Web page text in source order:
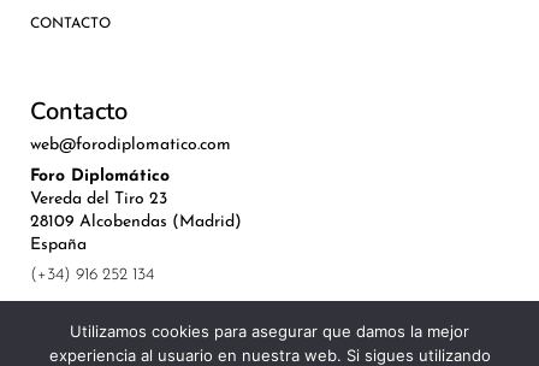
CONTACTO
Contacto
web@forodiplomatico.com
Foro Diplomático
Vereda del Tiro 23
28109 Alcobendas (Madrid)
España
(+34) 916 252 134
Utilizamos cookies para asegurar que damos la mejor
experiencia al usuario en nuestra web. Si sigues utilizando